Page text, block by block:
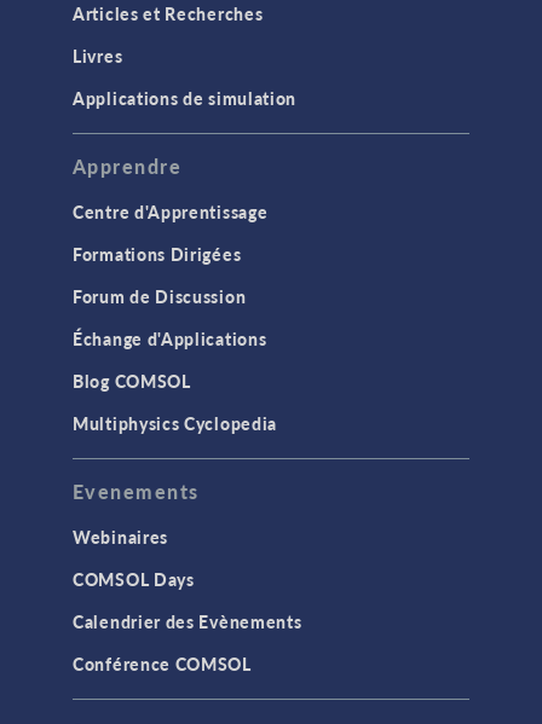
Articles et Recherches
Livres
Applications de simulation
Apprendre
Centre d'Apprentissage
Formations Dirigées
Forum de Discussion
Échange d'Applications
Blog COMSOL
Multiphysics Cyclopedia
Evenements
Webinaires
COMSOL Days
Calendrier des Evènements
Conférence COMSOL